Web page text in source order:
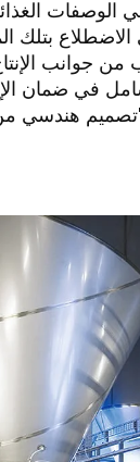
بتلك
جوانب
في ضمان